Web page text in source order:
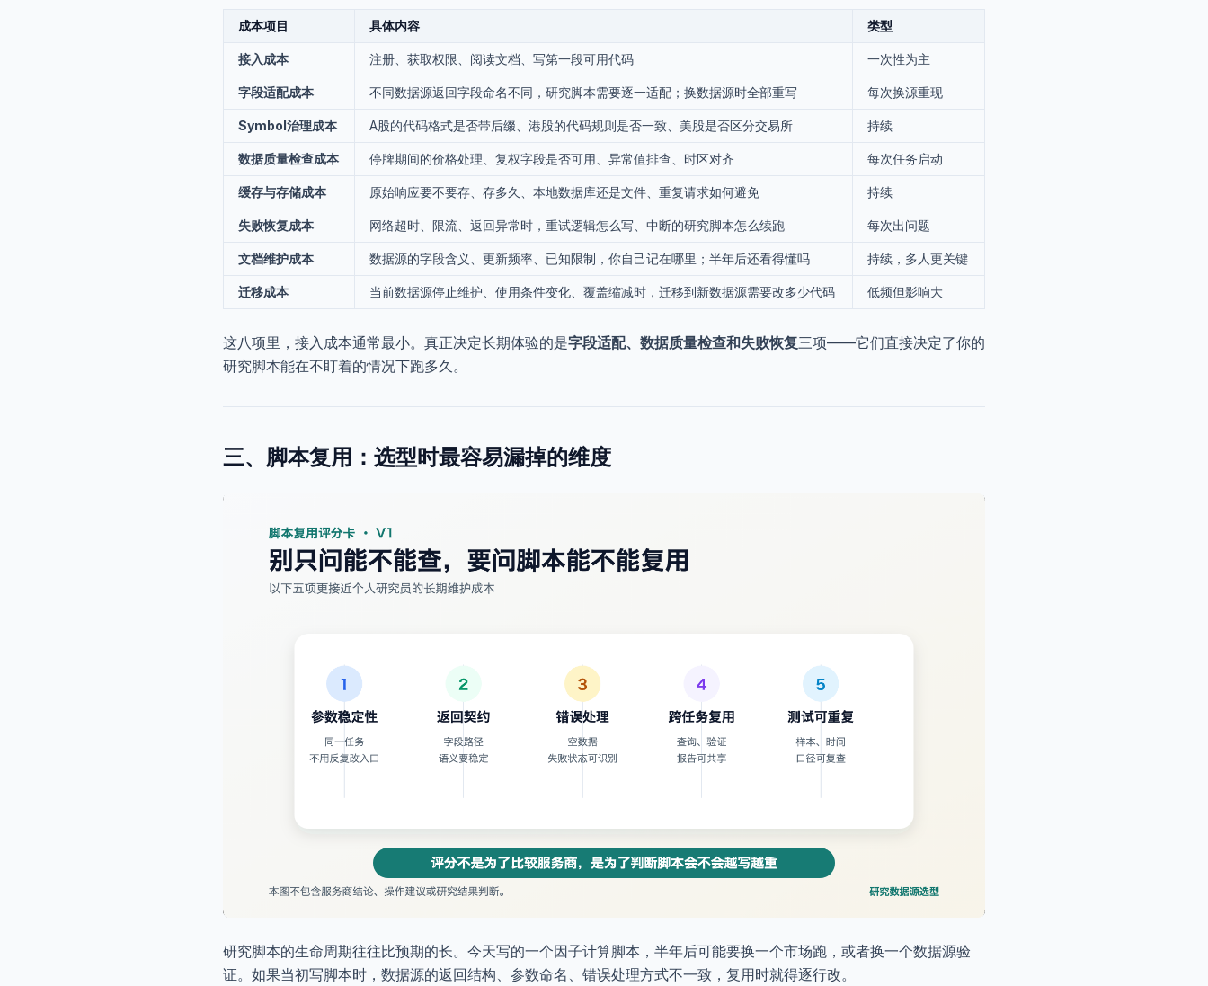
成本项目 具体内容 类型
接入成本 注册、获取权限、阅读文档、写第一段可用代码 一次性为主
字段适配成本 不同数据源返回字段命名不同，研究脚本需要逐一适配；换数据源时全部重写 每次换源重现
Symbol治理成本 A股的代码格式是否带后缀、港股的代码规则是否一致、美股是否区分交易所 持续
数据质量检查成本 停牌期间的价格处理、复权字段是否可用、异常值排查、时区对齐 每次任务启动
缓存与存储成本 原始响应要不要存、存多久、本地数据库还是文件、重复请求如何避免 持续
失败恢复成本 网络超时、限流、返回异常时，重试逻辑怎么写、中断的研究脚本怎么续跑 每次出问题
文档维护成本 数据源的字段含义、更新频率、已知限制，你自己记在哪里；半年后还看得懂吗 持续，多人更关键
迁移成本 当前数据源停止维护、使用条件变化、覆盖缩减时，迁移到新数据源需要改多少代码 低频但影响大
这八项里，接入成本通常最小。真正决定长期体验的是字段适配、数据质量检查和失败恢复三项——它们直接决定了你的
研究脚本能在不盯着的情况下跑多久。
三、脚本复用：选型时最容易漏掉的维度
研究脚本的生命周期往往比预期的长。今天写的一个因子计算脚本，半年后可能要换一个市场跑，或者换一个数据源验
证。如果当初写脚本时，数据源的返回结构、参数命名、错误处理方式不一致，复用时就得逐行改。